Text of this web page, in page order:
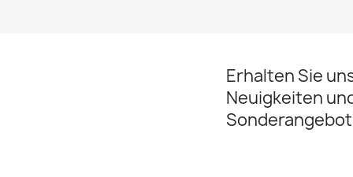
Erhalten Sie
Neuigkeiten